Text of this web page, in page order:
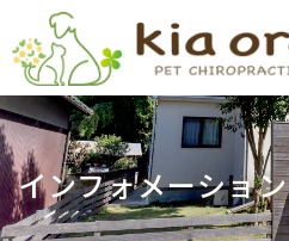
インフォメーション